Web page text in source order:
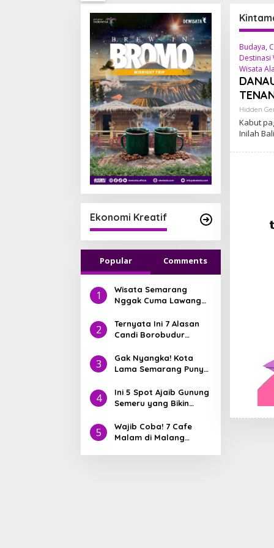
Ekonomi Kreatif
Popular Comments
1
Wisata Semarang
Nggak Cuma Lawang
yang Lagi Jadi Incaran
Traveler
2
Ternyata Ini 7 Alasan
Candi Borobudur
Keajaiban Dunia
3
Gak Nyangka! Kota
Lama Semarang Punya
yang Lebih Tua dari
Jakarta
4
Ini 5 Spot Ajaib Gunung
Semeru yang Bikin
5
Wajib Coba! 7 Cafe
Malam di Malang
Budaya,
Destinasi
Wisata
Hidden
Kabut
Inilah Bali